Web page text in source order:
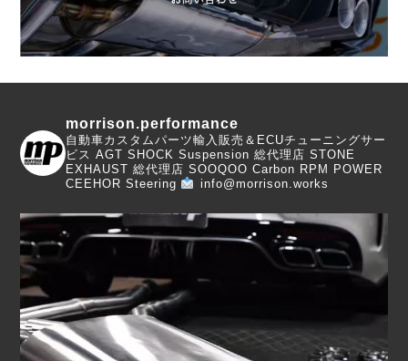
morrison.performance
自動車カスタムパーツ輸入販売＆ECUチューニングサー
ビス AGT SHOCK Suspension 総代理店 STONE
EXHAUST 総代理店 SOOQOO Carbon RPM POWER
CEEHOR Steering
info@morrison.works